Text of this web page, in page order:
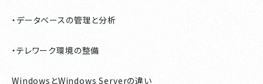
・データベースの管理と分析
・テレワーク環境の整備
WindowsとWindows Serverの違い